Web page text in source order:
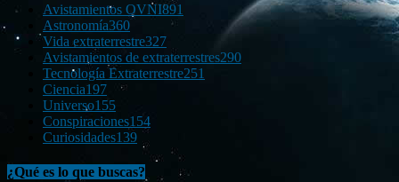
Avistamientos OVNI891
Astronomía360
Vida extraterrestre327
Avistamientos de extraterrestres290
Tecnología Extraterrestre251
Ciencia197
Universo155
Conspiraciones154
Curiosidades139
¿Qué es lo que buscas?